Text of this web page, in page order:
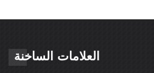
العلامات الساخنة